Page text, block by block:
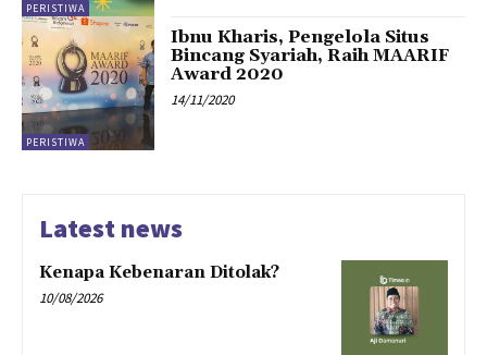
PERISTIWA
PERISTIWA
Ibnu Kharis, Pengelola Situs
Bincang Syariah, Raih MAARIF
Award 2020
14/11/2020
Latest news
Kenapa Kebenaran Ditolak?
10/08/2026